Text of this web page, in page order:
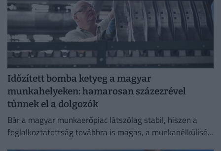
Időzített bomba ketyeg a magyar
munkahelyeken: hamarosan százezrével
tűnnek el a dolgozók
Bár a magyar munkaerőpiac látszólag stabil, hiszen a
foglalkoztatottság továbbra is magas, a munkanélküliség